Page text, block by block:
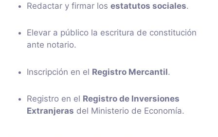
Redactar y firmar los estatutos sociales.
Elevar a público la escritura de constitución
ante notario.
Inscripción en el Registro Mercantil.
Registro en el Registro de Inversiones
Extranjeras del Ministerio de Economía.